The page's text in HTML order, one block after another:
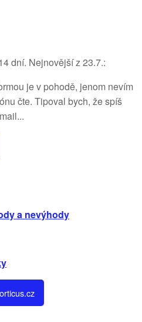
dní. Nejnovější z 23.7.:
je v pohodě, jenom nevím
čte. Tipoval bych, že spíš
a nevýhody